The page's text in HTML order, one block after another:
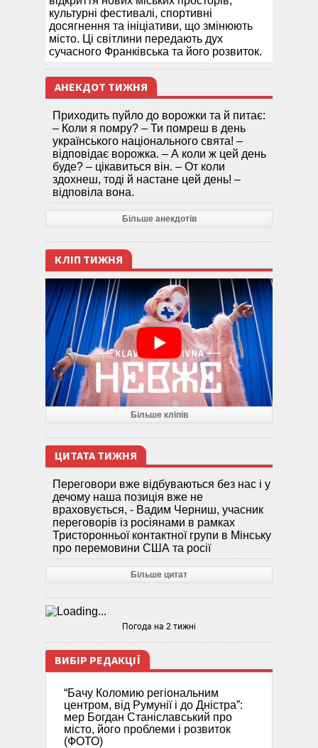
культурні фестивалі, спортивні
досягнення та ініціативи, що змінюють
місто. Ці світлини передають дух
сучасного Франківська та його розвиток.
АНЕКДОТ ТИЖНЯ
Приходить пуйло до ворожки та й питає:
– Коли я помру? – Ти помреш в день
українського національного свята! –
відповідає ворожка. – А коли ж цей день
буде? – цікавиться він. – От коли
здохнеш, тоді й настане цей день! –
відповіла вона.
Більше анекдотів
КЛІП ТИЖНЯ
Більше кліпів
ЦИТАТА ТИЖНЯ
Переговори вже відбуваються без нас і у
дечому наша позиція вже не
враховується, - Вадим Черниш, учасник
переговорів із росіянами в рамках
Тристоронньої контактної групи в Мінську
про перемовини США та росії
Більше цитат
Погода на 2 тижні
ВИБІР РЕДАКЦІЇ
“Бачу Коломию регіональним
центром, від Румунії і до Дністра”:
мер Богдан Станіславський про
місто, його проблеми і розвиток
(ФОТО)